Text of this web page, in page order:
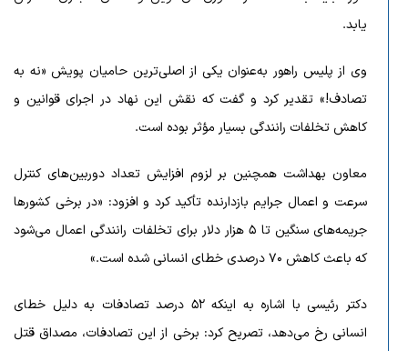
یابد.
وی از پلیس راهور به‌عنوان یکی از اصلی‌ترین حامیان پویش «نه به
تصادف!» تقدیر کرد و گفت که نقش این نهاد در اجرای قوانین و
کاهش تخلفات رانندگی بسیار مؤثر بوده است.
معاون بهداشت همچنین بر لزوم افزایش تعداد دوربین‌های کنترل
سرعت و اعمال جرایم بازدارنده تأکید کرد و افزود: «در برخی کشورها
جریمه‌های سنگین تا ۵ هزار دلار برای تخلفات رانندگی اعمال می‌شود
که باعث کاهش ۷۰ درصدی خطای انسانی شده است.»
دکتر رئیسی با اشاره به اینکه ۵۲ درصد تصادفات به دلیل خطای
انسانی رخ می‌دهد، تصریح کرد: برخی از این تصادفات، مصداق قتل